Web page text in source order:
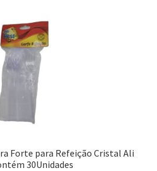
Forte para Refeição Cristal Ali
30Unidades